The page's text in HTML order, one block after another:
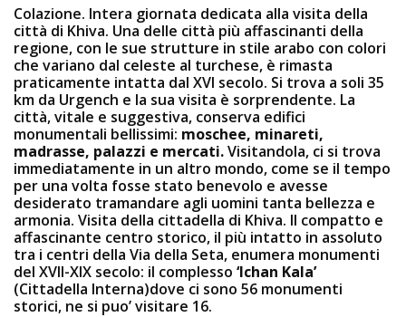
Colazione. Intera giornata dedicata alla visita della
città di Khiva. Una delle città più affascinanti della
regione, con le sue strutture in stile arabo con colori
che variano dal celeste al turchese, è rimasta
praticamente intatta dal XVI secolo. Si trova a soli 35
km da Urgench e la sua visita è sorprendente. La
città, vitale e suggestiva, conserva edifici
monumentali bellissimi: moschee, minareti,
madrasse, palazzi e mercati.Visitandola, ci si trova
immediatamente in un altro mondo, come se il tempo
per una volta fosse stato benevolo e avesse
desiderato tramandare agli uomini tanta bellezza e
armonia. Visita della cittadella di Khiva. Il compatto e
affascinante centro storico, il più intatto in assoluto
tra i centri della Via della Seta, enumera monumenti
del XVII-XIX secolo: il complesso ‘Ichan Kala’
(Cittadella Interna)dove ci sono 56 monumenti
storici, ne si puo’ visitare 16.